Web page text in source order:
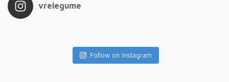
vrelegume
Follow on Instagram